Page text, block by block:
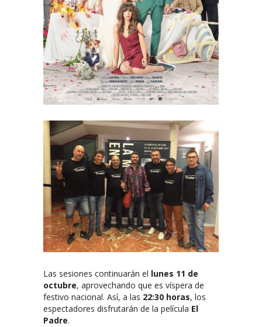
Las sesiones continuarán el lunes 11 de
octubre, aprovechando que es víspera de
festivo nacional. Así, a las 22:30 horas, los
espectadores disfrutarán de la película El
Padre.